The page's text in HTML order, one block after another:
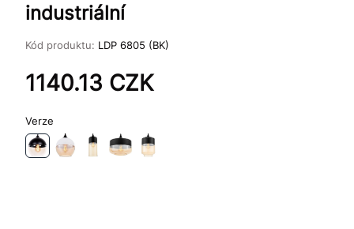
industriální
Kód produktu: LDP 6805 (BK)
1140.13 CZK
Verze